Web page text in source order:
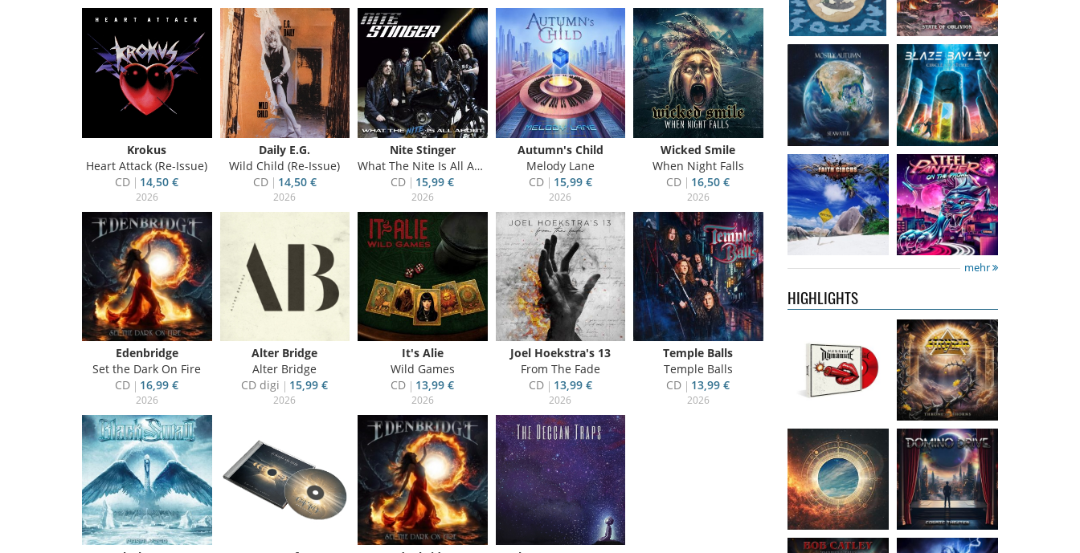
Faith Circus-
Bum in the Sun
16,50 €
Steel Panther-
On The Prowl
12,99 €
mehr
HIGHLIGHTS
Kissin'
Dynamite
Kissin' Dynamite
Stryper- Throne
Of Thorns
14,99 €
Nickelback
Everything
Under The Sun
16,99 €
Domino Drive-
Cosmic Theater
15,99 €
Catley, Bob-
Whispers &
Tales
15,50 €
Invincia-
Echoes From
The Past
15,50 €
Krokus
Heart Attack (Re-Issue)
CD
14,50 €
2026
Daily E.G.
Wild Child (Re-Issue)
CD
14,50 €
2026
Nite Stinger
What The Nite Is All About
CD
15,99 €
2026
Autumn's Child
Melody Lane
CD
15,99 €
2026
Wicked Smile
When Night Falls
CD
16,50 €
2026
Edenbridge
Set the Dark On Fire
CD
16,99 €
2026
Alter Bridge
Alter Bridge
CD digi
15,99 €
2026
It's Alie
Wild Games
CD
13,99 €
2026
Joel Hoekstra's 13
From The Fade
CD
13,99 €
2026
Temple Balls
Temple Balls
CD
13,99 €
2026